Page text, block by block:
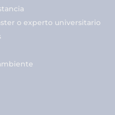
o experto universitario